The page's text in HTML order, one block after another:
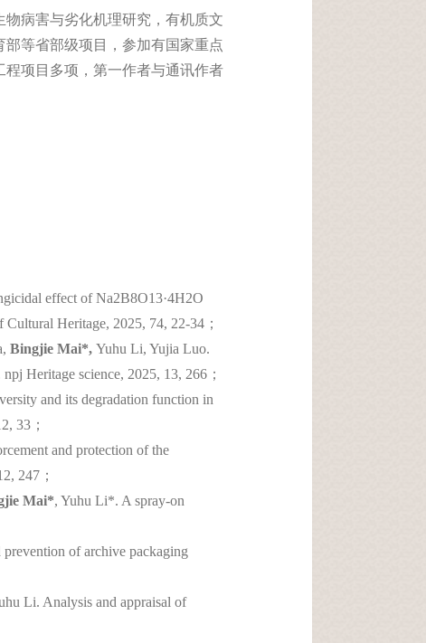
病害与劣化机理研究，有机质文
等省部级项目，参加有国家重点
项目多项，第一作者与通讯作者
effect of Na2B8O13·4H2O
Heritage, 2025, 74, 22-34；
Bingjie Mai*, Yuhu Li, Yujia Luo.
Heritage science, 2025, 13, 266；
and its degradation function in
33；
and protection of the
247；
Mai*, Yuhu Li*. A spray-on
of archive packaging
Li. Analysis and appraisal of